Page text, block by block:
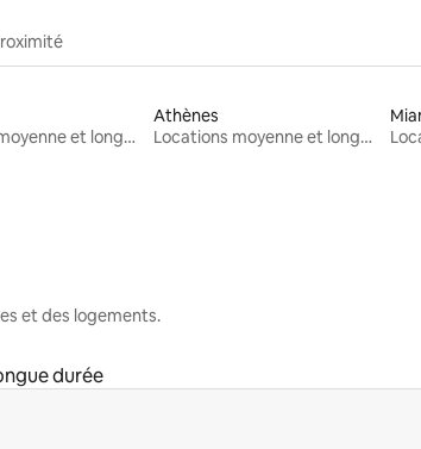
Locations moyenne et longue durée
Athènes
Locations moyenne et longue durée
et des logements.
durée